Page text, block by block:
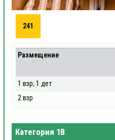
241
Размещение
1 взр; 1 дет
2 взр
Категория 1В